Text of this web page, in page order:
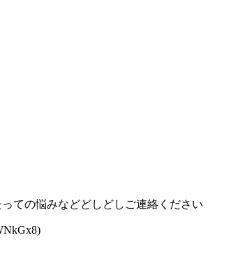
ての悩みなどどしどしご連絡ください